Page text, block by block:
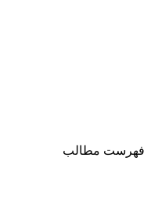
فهرست مطالب